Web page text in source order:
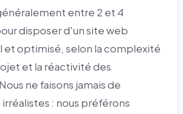
entre 2 et 4
disposer d'un site web
et optimisé, selon la complexité
et la réactivité des
ne faisons jamais de
: nous préférons